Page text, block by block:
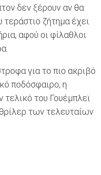
δεν ξέρουν αν θα
ζήτημα έχει
αφού οι φίλαθλοι
για το πιο ακριβό
ποδόσφαιρο, η
τελικό του Γουέμπλεϊ
των τελευταίων